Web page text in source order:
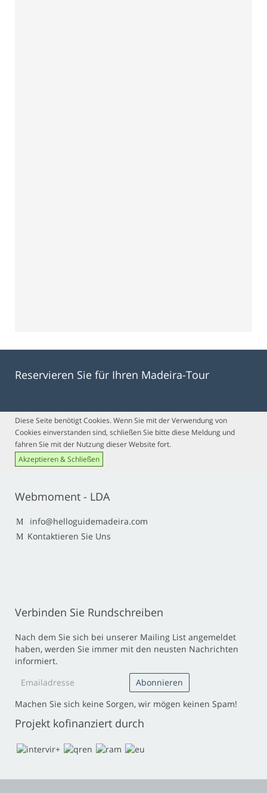
Reservieren Sie für Ihren Madeira-Tour
Diese Seite benötigt Cookies. Wenn Sie mit der Verwendung von
Cookies einverstanden sind, schließen Sie bitte diese Meldung und
fahren Sie mit der Nutzung dieser Website fort.
Akzeptieren & Schließen
Webmoment - LDA
info@helloguidemadeira.com
Kontaktieren Sie Uns
Verbinden Sie Rundschreiben
Nach dem Sie sich bei unserer Mailing List angemeldet
haben, werden Sie immer mit den neusten Nachrichten
informiert.
Machen Sie sich keine Sorgen, wir mögen keinen Spam!
Projekt kofinanziert durch